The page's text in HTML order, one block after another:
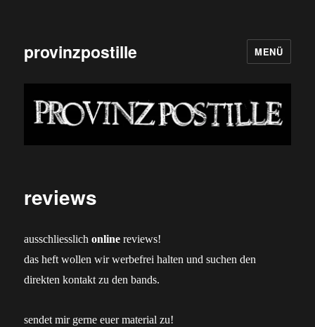
provinzpostille MENÜ
reviews
ausschliesslichonline reviews!
das heft wollen wir werbefrei halten und suchen den
direkten kontakt zu den bands.
sendet mir gerne euer material zu!